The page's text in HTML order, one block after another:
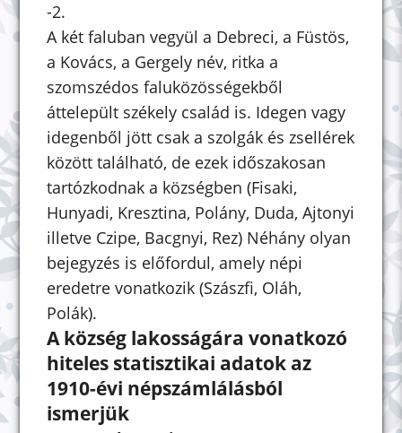
-2.
A két faluban vegyül a Debreci, a Füstös,
a Kovács, a Gergely név, ritka a
szomszédos faluközösségekből
áttelepült székely család is. Idegen vagy
idegenből jött csak a szolgák és zsellérek
között található, de ezek időszakosan
tartózkodnak a községben (Fisaki,
Hunyadi, Kresztina, Polány, Duda, Ajtonyi
illetve Czipe, Bacgnyi, Rez) Néhány olyan
bejegyzés is előfordul, amely népi
eredetre vonatkozik (Szászfi, Oláh,
Polák).
A község lakosságára vonatkozó
hiteles statisztikai adatok az
1910-évi népszámlálásból
ismerjük